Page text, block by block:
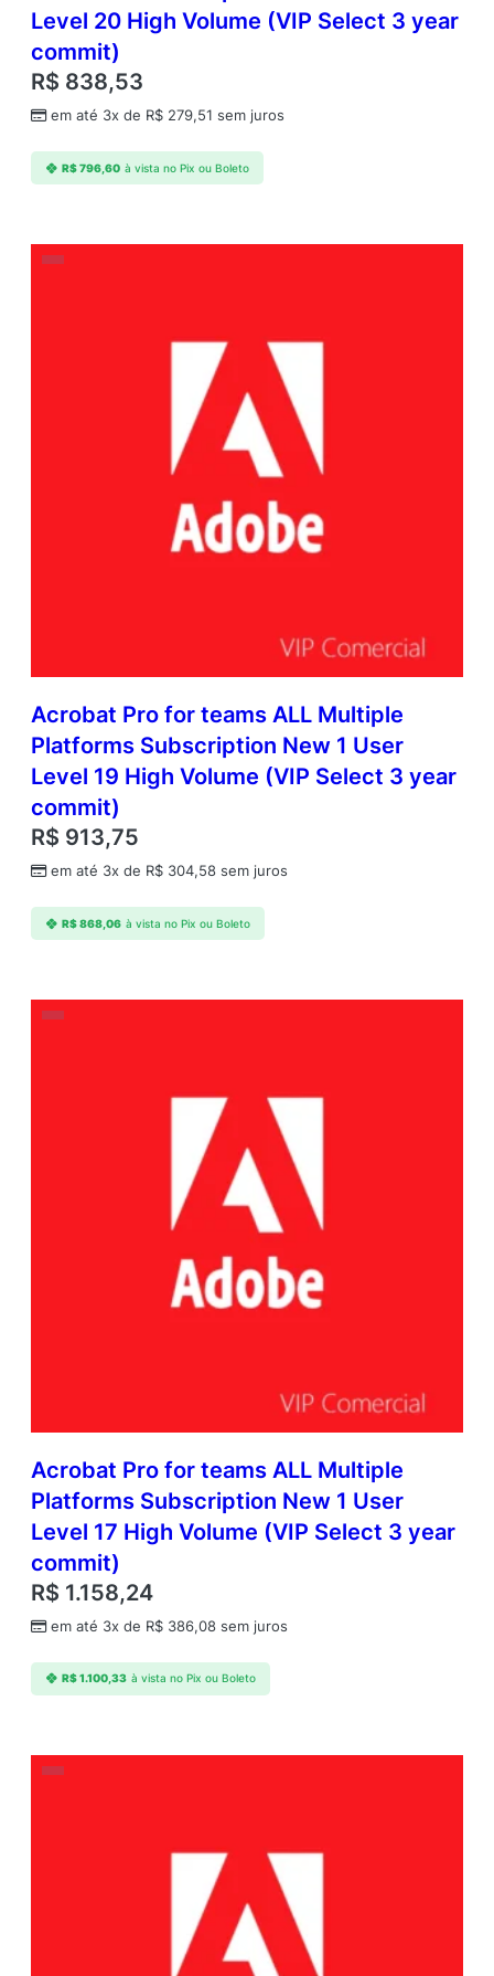
Level 20 High Volume (VIP Select 3 year
commit)
R$ 838,53
em até 3x de R$ 279,51 sem juros
R$796,60 à vista no Pix ou Boleto
Acrobat Pro for teams ALL Multiple
Platforms Subscription New 1 User
Level 19 High Volume (VIP Select 3 year
commit)
R$ 913,75
em até 3x de R$ 304,58 sem juros
R$868,06 à vista no Pix ou Boleto
Acrobat Pro for teams ALL Multiple
Platforms Subscription New 1 User
Level 17 High Volume (VIP Select 3 year
commit)
R$ 1.158,24
em até 3x de R$ 386,08 sem juros
R$1.100,33 à vista no Pix ou Boleto